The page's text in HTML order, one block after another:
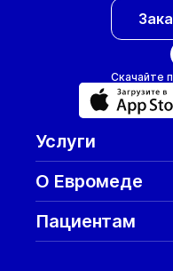
Скачайте
Услуги
О Евромеде
Пациентам